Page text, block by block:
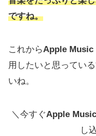
ですね。
これからApple Music
用したいと思ってい
いね。
＼今すぐApple Music
し